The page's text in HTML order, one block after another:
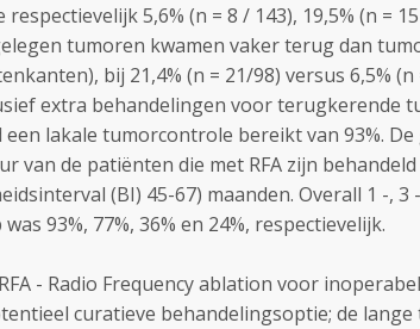
respectievelijk5,6% (n = 8 / 143), 19,5% (n = 15
tumoren kwamen vaker terugdan
, bij 21,4% (n = 21/98) versus 6,5% (n
extra behandelingen voorterugkerende
een lakale tumorcontrole bereikt van 93%. De
van de patiënten die met RFA zijn behandeld
(BI) 45-67) maanden. Overall 1 -, 3
was 93%, 77%, 36% en 24%, respectievelijk.
RFA - Radio Frequency ablation voor
curatieve behandelingsoptie; de